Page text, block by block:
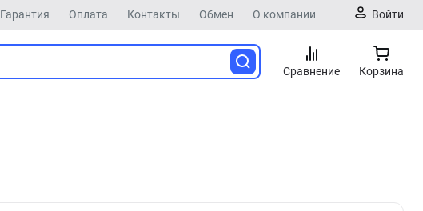
Гарантия Оплата Контакты Обмен О компании Войти
Сравнение Корзина